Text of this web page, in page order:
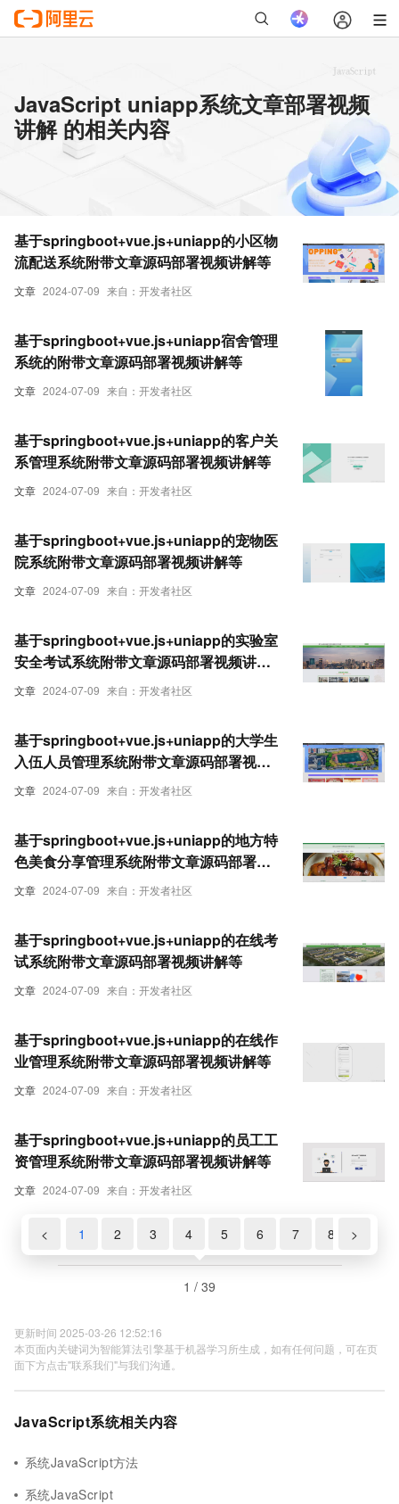
JavaScript uniapp系统文章部署视频
讲解 的相关内容
文章 2024-07-09 来自：开发者社区
基于springboot+vue.js+uniapp的小区物
流配送系统附带文章源码部署视频讲解等
文章 2024-07-09 来自：开发者社区
基于springboot+vue.js+uniapp宿舍管理
系统的附带文章源码部署视频讲解等
文章 2024-07-09 来自：开发者社区
基于springboot+vue.js+uniapp的客户关
系管理系统附带文章源码部署视频讲解等
文章 2024-07-09 来自：开发者社区
基于springboot+vue.js+uniapp的宠物医
院系统附带文章源码部署视频讲解等
文章 2024-07-09 来自：开发者社区
基于springboot+vue.js+uniapp的实验室
安全考试系统附带文章源码部署视频讲解
等
文章 2024-07-09 来自：开发者社区
基于springboot+vue.js+uniapp的大学生
入伍人员管理系统附带文章源码部署视频
讲解等
文章 2024-07-09 来自：开发者社区
基于springboot+vue.js+uniapp的地方特
色美食分享管理系统附带文章源码部署视
频讲解等
文章 2024-07-09 来自：开发者社区
基于springboot+vue.js+uniapp的在线考
试系统附带文章源码部署视频讲解等
文章 2024-07-09 来自：开发者社区
基于springboot+vue.js+uniapp的在线作
业管理系统附带文章源码部署视频讲解等
文章 2024-07-09 来自：开发者社区
基于springboot+vue.js+uniapp的员工工
资管理系统附带文章源码部署视频讲解等
< 1 2 3 4 5 6 7 8 >
1 / 39
更新时间 2025-03-26 12:52:16
本页面内关键词为智能算法引擎基于机器学习所生成，如有任何问题，可在页
面下方点击"联系我们"与我们沟通。
JavaScript系统相关内容
系统JavaScript方法
系统JavaScript